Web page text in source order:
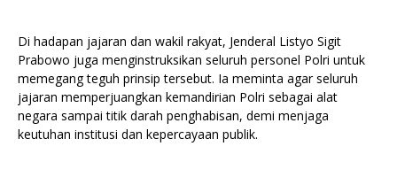
Di hadapan jajaran dan wakil rakyat, Jenderal Listyo Sigit
Prabowo juga menginstruksikan seluruh personel Polri untuk
memegang teguh prinsip tersebut. Ia meminta agar seluruh
jajaran memperjuangkan kemandirian Polri sebagai alat
negara sampai titik darah penghabisan, demi menjaga
keutuhan institusi dan kepercayaan publik.